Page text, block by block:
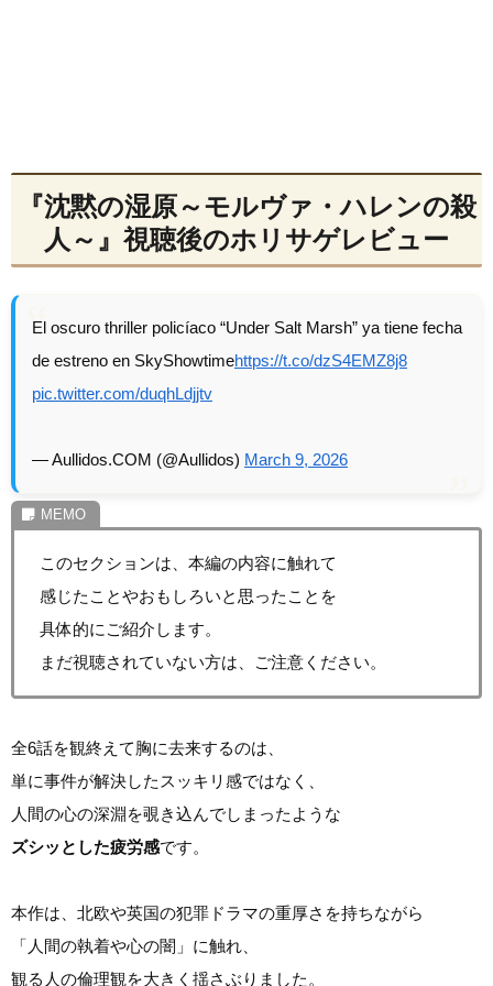
『沈黙の湿原～モルヴァ・ハレンの殺
人～』視聴後のホリサゲレビュー
El oscuro thriller policíaco “Under Salt Marsh” ya tiene fecha
de estreno en SkyShowtimehttps://t.co/dzS4EMZ8j8
pic.twitter.com/duqhLdjjtv
— Aullidos.COM (@Aullidos) March 9, 2026
このセクションは、本編の内容に触れて
感じたことやおもしろいと思ったことを
具体的にご紹介します。
まだ視聴されていない方は、ご注意ください。
全6話を観終えて胸に去来するのは、
単に事件が解決したスッキリ感ではなく、
人間の心の深淵を覗き込んでしまったような
ズシッとした疲労感です。
本作は、北欧や英国の犯罪ドラマの重厚さを持ちながら
「人間の執着や心の闇」に触れ、
観る人の倫理観を大きく揺さぶりました。